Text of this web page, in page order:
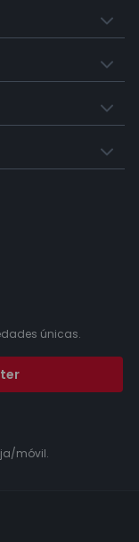
únicas.
móvil.